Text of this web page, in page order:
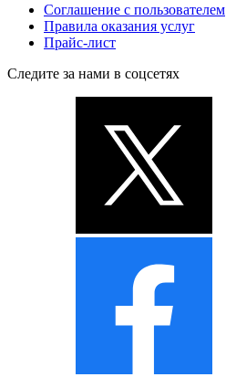
Соглашение с пользователем
Правила оказания услуг
Прайс-лист
Следите за нами в соцсетях